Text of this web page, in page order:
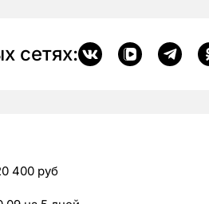
сетях:
400 руб